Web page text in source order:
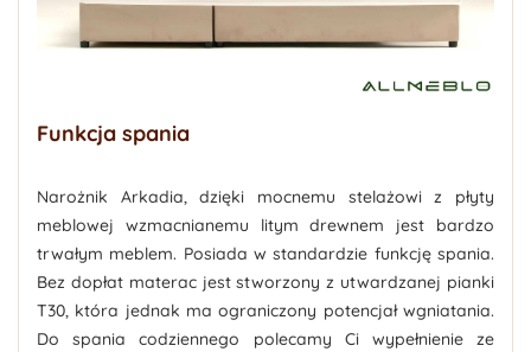
Funkcja spania
Narożnik Arkadia, dzięki mocnemu stelażowi z płyty
meblowej wzmacnianemu litym drewnem jest bardzo
trwałym meblem. Posiada w standardzie funkcję spania.
Bez dopłat materac jest stworzony z utwardzanej pianki
T30, która jednak ma ograniczony potencjał wgniatania.
Do spania codziennego polecamy Ci wypełnienie ze